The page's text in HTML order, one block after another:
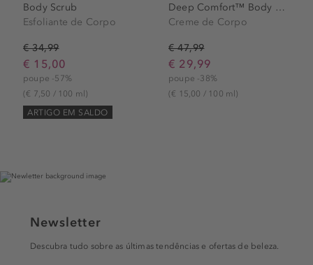
Body Scrub
Esfoliante de Corpo
€ 34,99
€ 15,00
poupe -57%
(€ 7,50 / 100 ml)
ARTIGO EM SALDO
Deep Comfort™ Body Butter
Creme de Corpo
€ 47,99
€ 29,99
poupe -38%
(€ 15,00 / 100 ml)
Newsletter
Descubra tudo sobre as últimas tendências e ofertas de beleza.